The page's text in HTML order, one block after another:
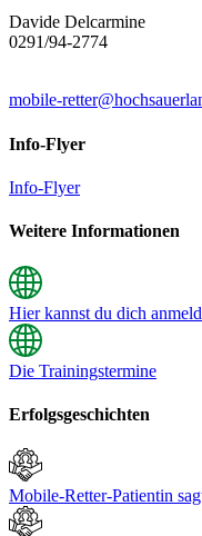
Davide Delcarmine
0291/94-2774
mobile-
Info-Flyer
Info-Flyer
Weitere Informationen
Hier kannst du dich
Die Trainingstermine
Erfolgsgeschichten
Mobile-Retter-Patientin